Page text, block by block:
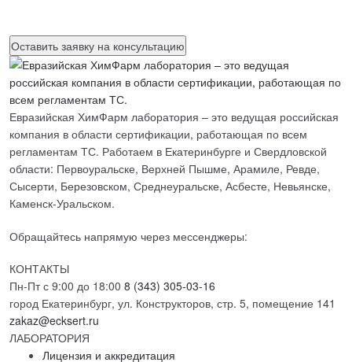
Евразийская ХимФарм лаборатория – это ведущая российская
компания в области сертификации, работающая по всем
регламентам ТС. Работаем в Екатеринбурге и Свердловской
области: Первоуральске, Верхней Пышме, Арамиле, Ревде,
Сысерти, Березовском, Среднеуральске, Асбесте, Невьянске,
Каменск-Уральском.
Обращайтесь напрямую через мессенджеры:
КОНТАКТЫ
Пн-Пт с 9:00 до 18:00 8 (343) 305-03-16
город Екатеринбург, ул. Конструкторов, стр. 5, помещение 141
zakaz@ecksert.ru
ЛАБОРАТОРИЯ
Лицензия и аккредитация